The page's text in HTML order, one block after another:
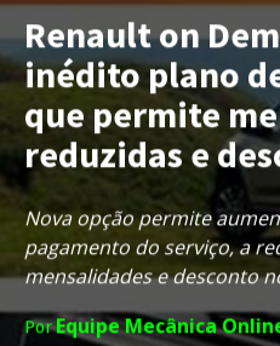
Renault on
inédito plano
que permite
reduzidas e
Nova opção permite
pagamento do serviço, a
mensalidades e desconto
PorEquipe Mecânica